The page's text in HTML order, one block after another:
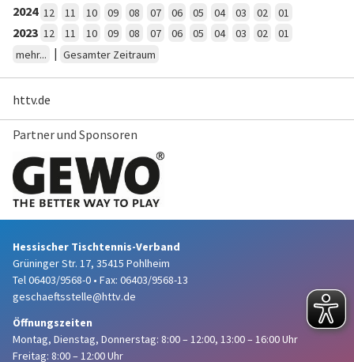
2024 12 11 10 09 08 07 06 05 04 03 02 01
2023 12 11 10 09 08 07 06 05 04 03 02
01
mehr...
| Gesamter Zeitraum
httv.de
Partner und Sponsoren
Hessischer Tischtennis-Verband
Grüninger Str. 17, 35415 Pohlheim
Tel 06403/9568-0 • Fax: 06403/9568-13
geschaeftsstelle@httv.de
Öffnungszeiten
Montag, Dienstag, Donnerstag: 8:00 – 12:00, 13:00 – 16:00 Uhr
Freitag: 8:00 – 12:00 Uhr